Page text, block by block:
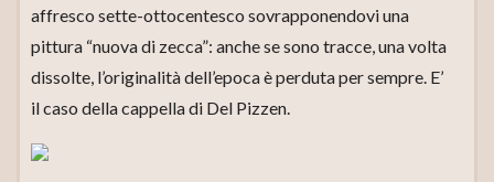
affresco sette-ottocentesco sovrapponendovi una
pittura “nuova di zecca”: anche se sono tracce, una volta
dissolte, l’originalità dell’epoca è perduta per sempre. E’
il caso della cappella di Del Pizzen.